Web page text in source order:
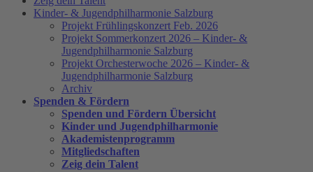
Kinder- & Jugendphilharmonie Salzburg
Projekt Frühlingskonzert Feb. 2026
Projekt Sommerkonzert 2026 – Kinder- &
Jugendphilharmonie Salzburg
Projekt Orchesterwoche 2026 – Kinder- &
Jugendphilharmonie Salzburg
Archiv
Spenden & Fördern
Spenden und Fördern Übersicht
Kinder und Jugendphilharmonie
Akademistenprogramm
Mitgliedschaften
Zeig dein Talent